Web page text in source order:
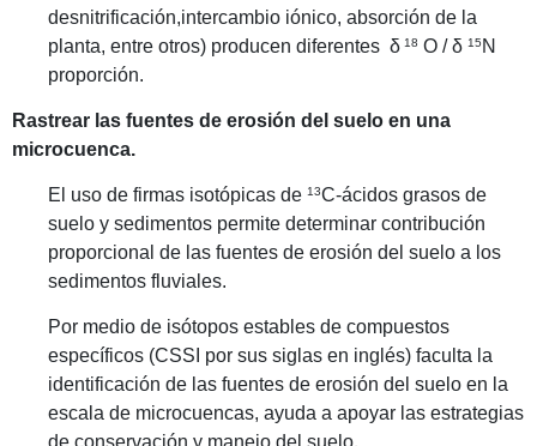
desnitrificación,intercambio iónico, absorción de la
planta, entre otros) producen diferentes δ 18 O / δ 15 N
proporción.
Rastrear las fuentes de erosión del suelo en una
microcuenca.
El uso de firmas isotópicas de 13C-ácidos grasos de
suelo y sedimentos permite determinar contribución
proporcional de las fuentes de erosión del suelo a los
sedimentos fluviales.
Por medio de isótopos estables de compuestos
específicos (CSSI por sus siglas en inglés) faculta la
identificación de las fuentes de erosión del suelo en la
escala de microcuencas, ayuda a apoyar las estrategias
de conservación y manejo del suelo.